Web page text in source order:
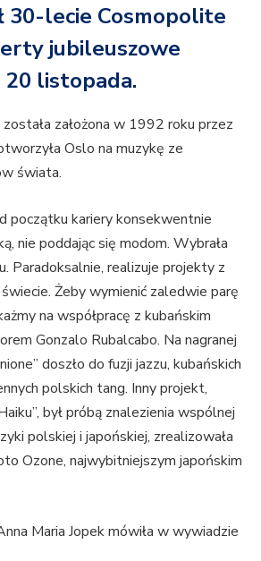
30-lecie Cosmopolite
jubileuszowe
listopada.
założona w 1992 roku przez
Oslo na muzykę ze
świata.
początku kariery konsekwentnie
nie poddając się modom. Wybrała
Paradoksalnie, realizuje projekty z
świecie. Żeby wymienić zaledwie parę
na współpracę z kubańskim
Gonzalo Rubalcabo. Na nagranej
doszło do fuzji jazzu, kubańskich
polskich tang. Inny projekt,
był próbą znalezienia wspólnej
polskiej i japońskiej, zrealizowała
Ozone, najwybitniejszym japońskim
Maria Jopek mówiła w wywiadzie